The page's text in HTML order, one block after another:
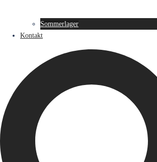
Sommerlager
Kontakt